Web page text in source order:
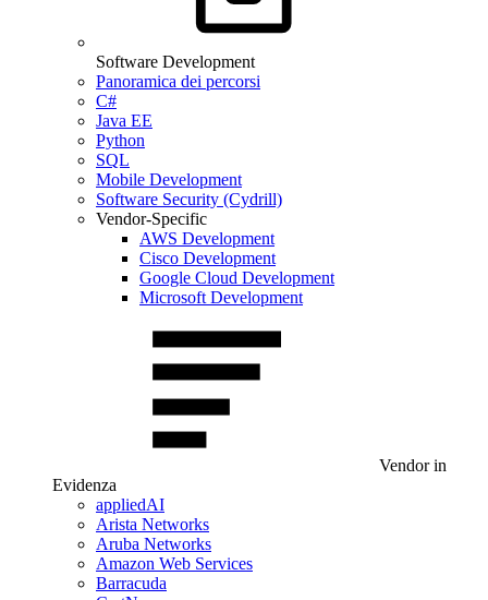
Software Development
Panoramica dei percorsi
C#
Java EE
Python
SQL
Mobile Development
Software Security (Cydrill)
Vendor-Specific
AWS Development
Cisco Development
Google Cloud Development
Microsoft Development
Vendor in
Evidenza
appliedAI
Arista Networks
Aruba Networks
Amazon Web Services
Barracuda